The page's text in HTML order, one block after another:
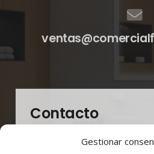
Gestionar
Contacto